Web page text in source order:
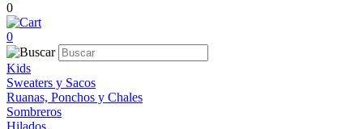
0
0
Kids
Sweaters y Sacos
Ruanas, Ponchos y Chales
Sombreros
Hilados